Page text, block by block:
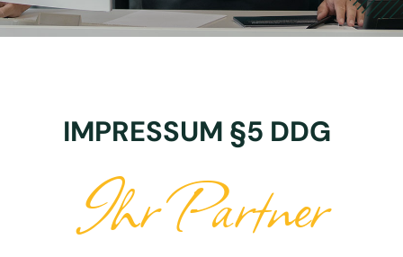
IMPRESSUM §5 DDG
Ihr Partner